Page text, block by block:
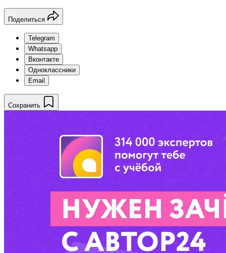
Поделиться
Telegram
Whatsapp
Вконтакте
Одноклассники
Email
Сохранить